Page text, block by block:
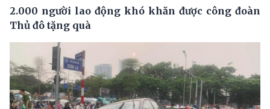
2.000 người lao động khó khăn được công đoàn
Thủ đô tặng quà